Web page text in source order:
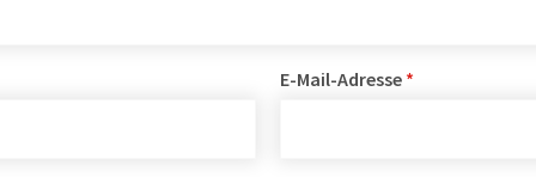
E-Mail-Adresse *